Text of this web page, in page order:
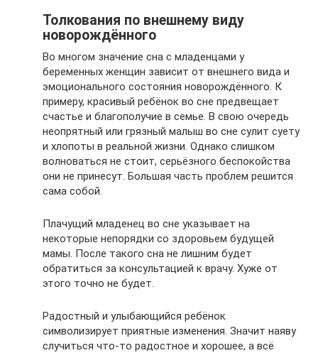
Толкования по внешнему виду
новорождённого
Во многом значение сна с младенцами у
беременных женщин зависит от внешнего вида и
эмоционального состояния новорождённого. К
примеру, красивый ребёнок во сне предвещает
счастье и благополучие в семье. В свою очередь
неопрятный или грязный малыш во сне сулит суету
и хлопоты в реальной жизни. Однако слишком
волноваться не стоит, серьёзного беспокойства
они не принесут. Большая часть проблем решится
сама собой.
Плачущий младенец во сне указывает на
некоторые непорядки со здоровьем будущей
мамы. После такого сна не лишним будет
обратиться за консультацией к врачу. Хуже от
этого точно не будет.
Радостный и улыбающийся ребёнок
символизирует приятные изменения. Значит наяву
случиться что-то радостное и хорошее, а всё